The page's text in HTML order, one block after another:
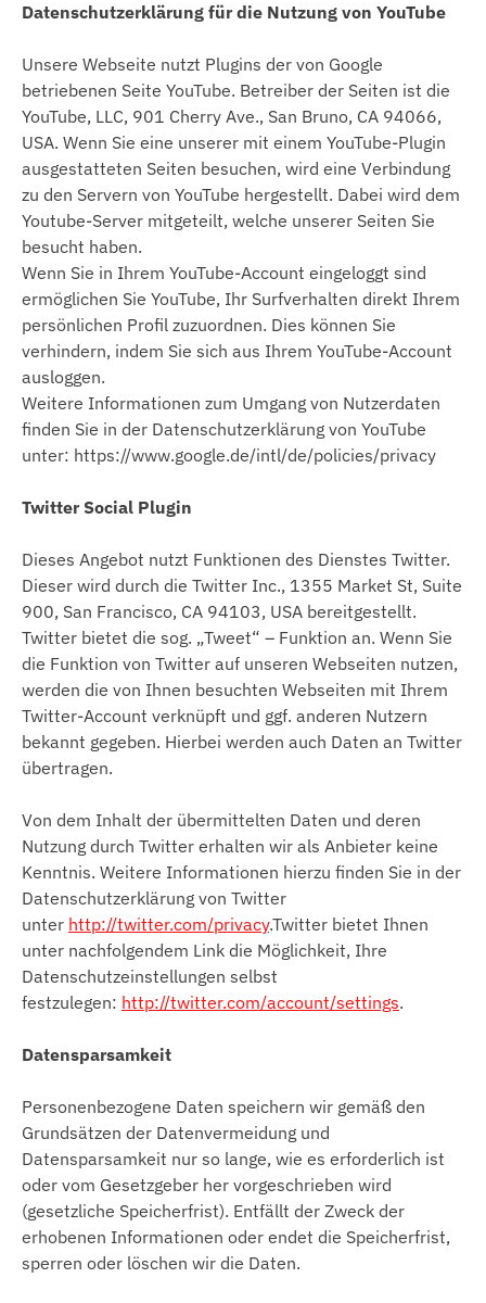
Datenschutzerklärung für die Nutzung von YouTube
Unsere Webseite nutzt Plugins der von Google
betriebenen Seite YouTube. Betreiber der Seiten ist die
YouTube, LLC, 901 Cherry Ave., San Bruno, CA 94066,
USA. Wenn Sie eine unserer mit einem YouTube-Plugin
ausgestatteten Seiten besuchen, wird eine Verbindung
zu den Servern von YouTube hergestellt. Dabei wird dem
Youtube-Server mitgeteilt, welche unserer Seiten Sie
besucht haben.
Wenn Sie in Ihrem YouTube-Account eingeloggt sind
ermöglichen Sie YouTube, Ihr Surfverhalten direkt Ihrem
persönlichen Profil zuzuordnen. Dies können Sie
verhindern, indem Sie sich aus Ihrem YouTube-Account
ausloggen.
Weitere Informationen zum Umgang von Nutzerdaten
finden Sie in der Datenschutzerklärung von YouTube
unter: https://www.google.de/intl/de/policies/privacy
Twitter Social Plugin
Dieses Angebot nutzt Funktionen des Dienstes Twitter.
Dieser wird durch die Twitter Inc., 1355 Market St, Suite
900, San Francisco, CA 94103, USA bereitgestellt.
Twitter bietet die sog. „Tweet“ – Funktion an. Wenn Sie
die Funktion von Twitter auf unseren Webseiten nutzen,
werden die von Ihnen besuchten Webseiten mit Ihrem
Twitter-Account verknüpft und ggf. anderen Nutzern
bekannt gegeben. Hierbei werden auch Daten an Twitter
übertragen.
Von dem Inhalt der übermittelten Daten und deren
Nutzung durch Twitter erhalten wir als Anbieter keine
Kenntnis. Weitere Informationen hierzu finden Sie in der
Datenschutzerklärung von Twitter
unter http://twitter.com/privacy.Twitter bietet Ihnen
unter nachfolgendem Link die Möglichkeit, Ihre
Datenschutzeinstellungen selbst
festzulegen: http://twitter.com/account/settings.
Datensparsamkeit
Personenbezogene Daten speichern wir gemäß den
Grundsätzen der Datenvermeidung und
Datensparsamkeit nur so lange, wie es erforderlich ist
oder vom Gesetzgeber her vorgeschrieben wird
(gesetzliche Speicherfrist). Entfällt der Zweck der
erhobenen Informationen oder endet die Speicherfrist,
sperren oder löschen wir die Daten.